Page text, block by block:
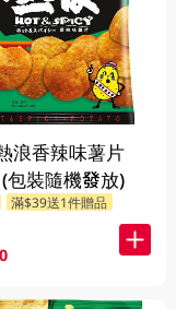
浪香辣味薯片
包裝隨機發放)
滿$39送1件贈品